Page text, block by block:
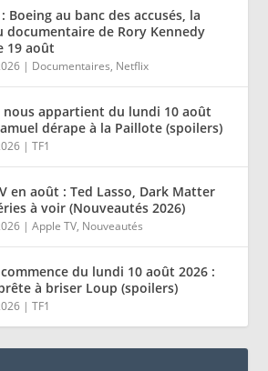
Boeing au banc des accusés, la
documentaire de Rory Kennedy
19 août
| Documentaires, Netflix
nous appartient du lundi 10 août
dérape à la Paillote (spoilers)
|TF1
en août : Ted Lasso, Dark Matter
à voir (Nouveautés 2026)
|Apple TV, Nouveautés
du lundi 10 août 2026 :
à briser Loup (spoilers)
|TF1